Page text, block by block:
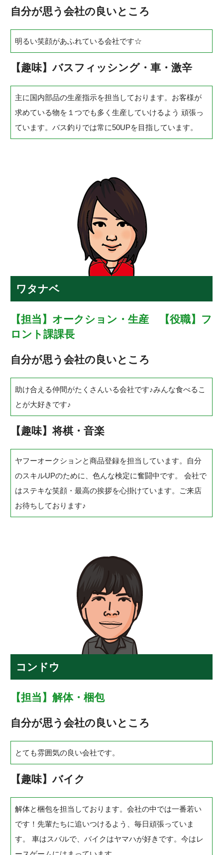
自分が思う会社の良いところ
明るい笑顔があふれている会社です☆
【趣味】バスフィッシング・車・激辛
主に国内部品の生産指示を担当しております。お客様が
求めている物を１つでも多く生産していけるよう 頑張っ
ています。バス釣りでは常に50UPを目指しています。
ワタナベ
【担当】オークション・生産 【役職】フ
ロント課課長
自分が思う会社の良いところ
助け合える仲間がたくさんいる会社です♪みんな食べるこ
とが大好きです♪
【趣味】将棋・音楽
ヤフーオークションと商品登録を担当しています。自分
のスキルUPのために、色んな検定に奮闘中です。 会社で
はステキな笑顔・最高の挨拶を心掛けています。ご来店
お待ちしております♪
コンドウ
【担当】解体・梱包
自分が思う会社の良いところ
とても雰囲気の良い会社です。
【趣味】バイク
解体と梱包を担当しております。会社の中では一番若い
です！先輩たちに追いつけるよう、毎日頑張っていま
す。 車はスバルで、バイクはヤマハが好きです。今はレ